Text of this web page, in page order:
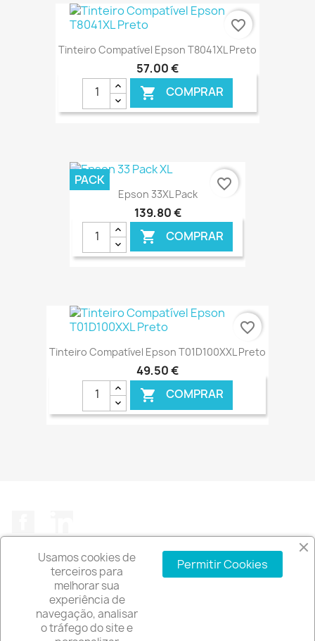
Tinteiro Compatível Epson T8041XL Preto
57,00 €
 COMPRAR
favorite_border
Epson 33XL Pack
139,80 €
 COMPRAR
€ ONLINE
PACK favorite_border
Tinteiro Compatível Epson T01D100XXL Preto
49,50 €
 COMPRAR
favorite_border
A EMPRESA
Usamos cookies de
terceiros para
melhorar sua
experiência de
navegação, analisar
o tráfego do site e
Permitir Cookies